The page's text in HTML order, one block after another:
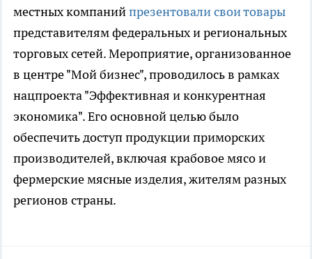
местных компанийпрезентовали свои товары
представителям федеральных и региональных
торговых сетей. Мероприятие, организованное
в центре "Мой бизнес", проводилось в рамках
нацпроекта "Эффективная и конкурентная
экономика". Его основной целью было
обеспечить доступ продукции приморских
производителей, включая крабовое мясо и
фермерские мясные изделия, жителям разных
регионов страны.